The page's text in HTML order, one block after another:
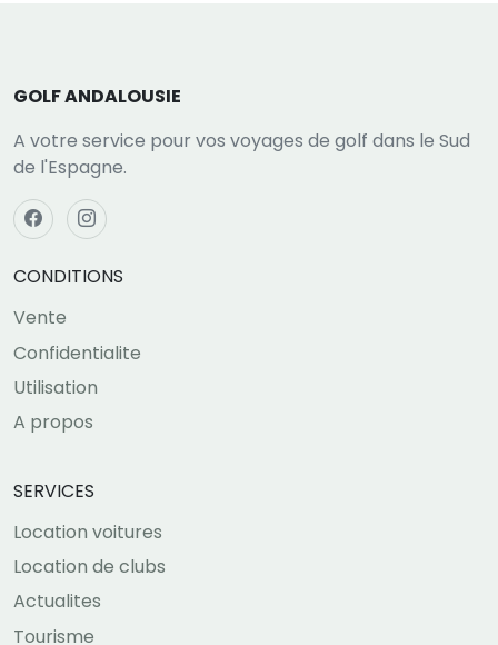
GOLF ANDALOUSIE
A votre service pour vos voyages de golf dans le Sud
de l'Espagne.
CONDITIONS
Vente
Confidentialite
Utilisation
A propos
SERVICES
Location voitures
Location de clubs
Actualites
Tourisme